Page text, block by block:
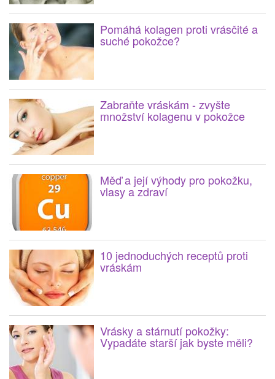
Pomáhá kolagen proti vrásčité a
suché pokožce?
Zabraňte vráskám - zvyšte
množství kolagenu v pokožce
Měď a její výhody pro pokožku,
vlasy a zdraví
10 jednoduchých receptů proti
vráskám
Vrásky a stárnutí pokožky:
Vypadáte starší jak byste měli?